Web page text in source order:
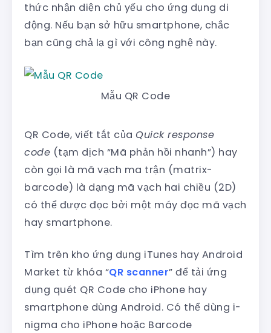
thức nhận diện chủ yếu cho ứng dụng di
động. Nếu bạn sở hữu smartphone, chắc
bạn cũng chả lạ gì với công nghệ này.
Mẫu QR Code
QR Code, viết tắt của Quick response
code (tạm dịch “Mã phản hồi nhanh”) hay
còn gọi là mã vạch ma trận (matrix-
barcode) là dạng mã vạch hai chiều (2D)
có thể được đọc bởi một máy đọc mã vạch
hay smartphone.
Tìm trên kho ứng dụng iTunes hay Android
Market từ khóa “QR scanner” để tải ứng
dụng quét QR Code cho iPhone hay
smartphone dùng Android. Có thể dùng i-
nigma cho iPhone hoặc Barcode